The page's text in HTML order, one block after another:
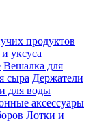
продуктов
уксуса
Вешалка для
сыра Держатели
для воды
аксессуары
Лотки и